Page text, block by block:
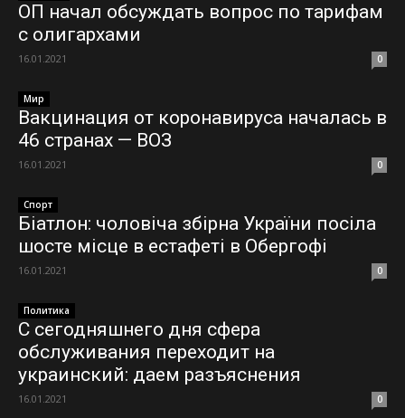
ОП начал обсуждать вопрос по тарифам
с олигархами
16.01.2021 0
Мир
Вакцинация от коронавируса началась в
46 странах — ВОЗ
16.01.2021 0
Спорт
Біатлон: чоловіча збірна України посіла
шосте місце в естафеті в Обергофі
16.01.2021 0
Политика
С сегодняшнего дня сфера
обслуживания переходит на
украинский: даем разъяснения
16.01.2021 0